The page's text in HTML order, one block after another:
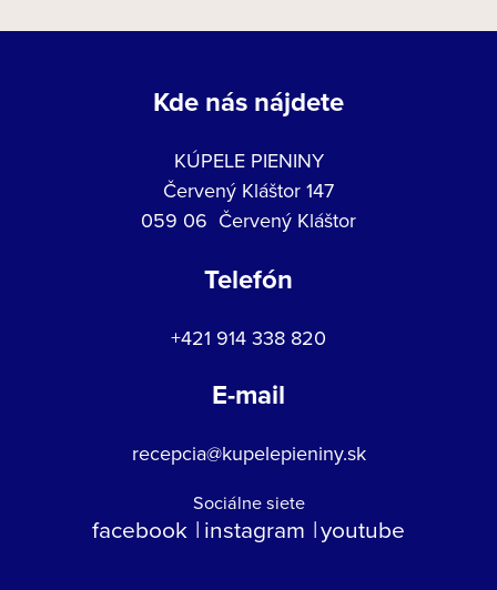
Kde nás nájdete
KÚPELE PIENINY
Červený Kláštor 147
059 06 Červený Kláštor
Telefón
+421 914 338 820
E-mail
recepcia@kupelepieniny.sk
Sociálne siete
facebook instagram youtube